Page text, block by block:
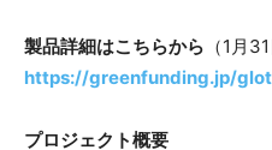
製品詳細はこちらから （1月
https://greenfunding.jp/
プロジェクト概要